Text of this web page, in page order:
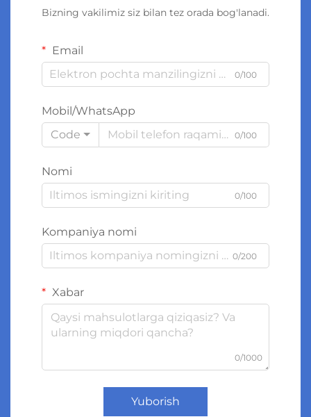
Bizning vakilimiz siz bilan tez orada bog'lanadi.
Email
0/100
Mobil/WhatsApp
Code
0/100
Nomi
0/100
Kompaniya nomi
0/200
Xabar
0/1000
Yuborish